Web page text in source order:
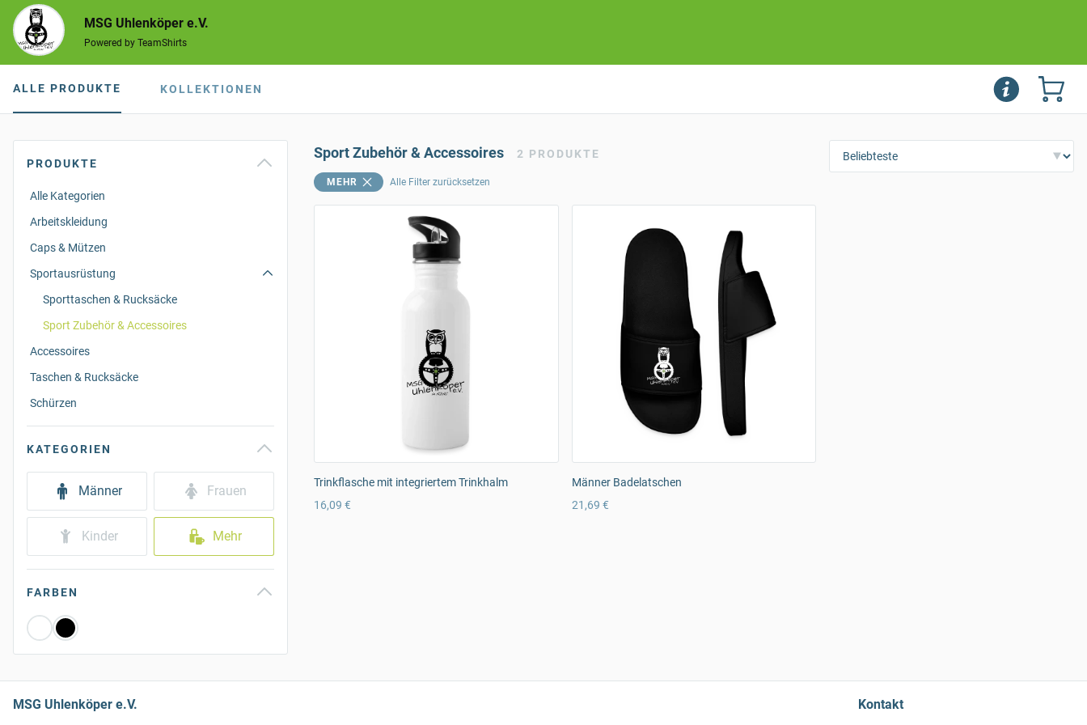
MSG Uhlenköper e.V.
Powered by TeamShirts
ALLE PRODUKTE KOLLEKTIONEN
PRODUKTE
Alle Kategorien
Arbeitskleidung
Caps & Mützen
Sportausrüstung
Sporttaschen & Rucksäcke
Sport Zubehör & Accessoires
Accessoires
Taschen & Rucksäcke
Schürzen
KATEGORIEN
Männer Frauen
Kinder Mehr
FARBEN
Sport Zubehör & Accessoires 2 PRODUKTE
MEHR Alle Filter zurücksetzen
Trinkflasche mit integriertem Trinkhalm
16,09 €
Männer Badelatschen
21,69 €
MSG Uhlenköper e.V. Kontakt